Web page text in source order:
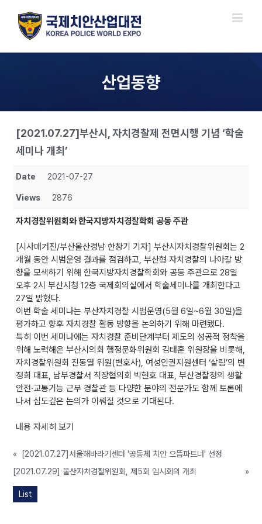
content
산업동향
[2021.07.27]부산시, 자치경찰제 전면시행 기념 ‘학술
세미나 개최’
Date 2021-07-27
Views 2876
자치경찰위원회와 한국지방자치경찰학회 공동 주관
[시사매거진/부산울산경남 한창기 기자] 부산시자치경찰위원회는 2
개월 동안 시범운영 결과를 점검하고, 부산형 자치경찰의 나아갈 방
향을 모색하기 위해 한국지방자치경찰학회와 공동 주관으로 28일
오후 2시 부산시청 12층 국제회의실에서 학술세미나를 개최한다고
27일 밝혔다.
이번 학술 세미나는 부산자치경찰 시범운영(5월 6일~6월 30일)을
평가하고 향후 자치경찰 활동 방향을 논의하기 위해 마련됐다.
특히 이번 세미나에는 자치경찰 준비단계부터 제도의 성공적 정착을
위해 노력해온 부산시의회 행정문화위원회 김태훈 위원장을 비롯해,
자치경찰위원회 진동열 위원(변호사), 여성인권지원센터 ‘살림’의 변
정희 대표, 남부경찰서 직장협의회 박현호 대표, 부산경찰청의 생활
안전·교통기능 근무 경찰관 등 다양한 분야의 전문가도 함께 토론에
나서 심도깊은 논의가 이뤄질 것으로 기대된다.
내용 자세히 보기
«
[2021.07.27]서울해바라기센터 '공동체 치안 으뜸파트너' 선정
[2021.07.29] 울산자치경찰위원회, 제5회 임시회의 개최
»
List